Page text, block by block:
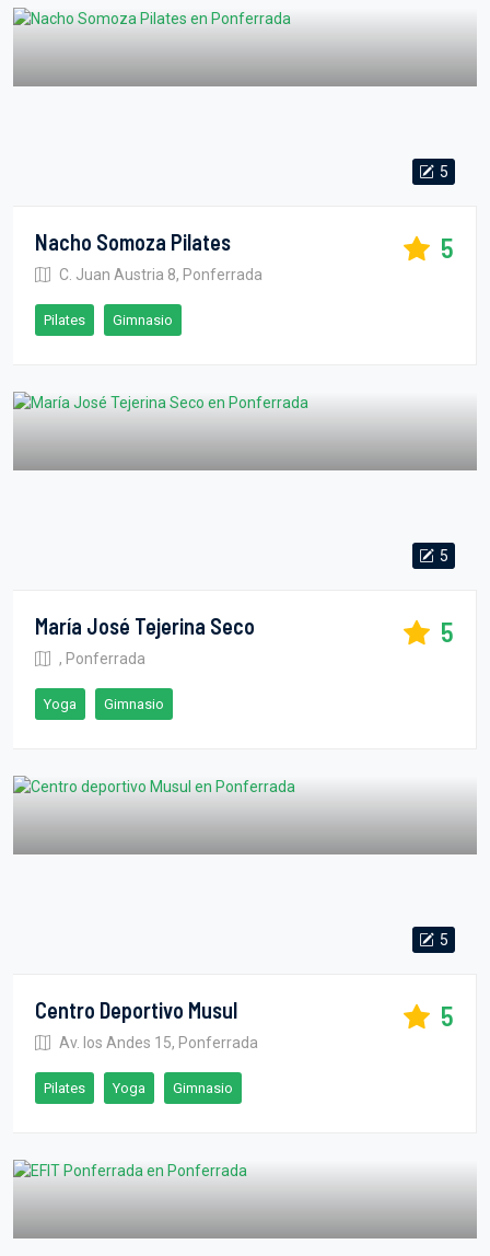
5
Nacho Somoza Pilates
C. Juan Austria 8, Ponferrada
5
Pilates Gimnasio
5
María José Tejerina Seco
, Ponferrada
5
Yoga Gimnasio
5
Centro Deportivo Musul
Av. los Andes 15, Ponferrada
5
Pilates Yoga Gimnasio